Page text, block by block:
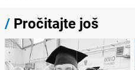
/ Pročitajte još